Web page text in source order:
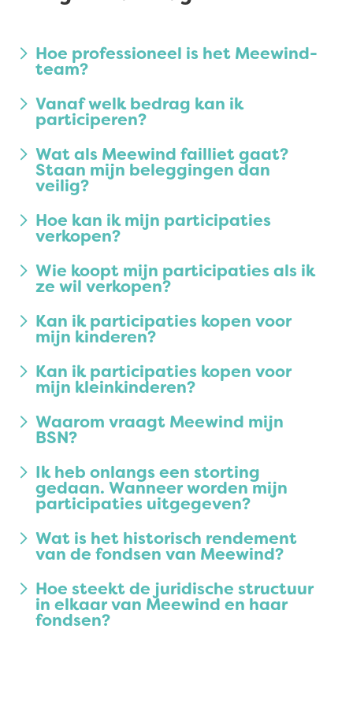
Hoe professioneel is het Meewind-
team?
Vanaf welk bedrag kan ik
participeren?
Wat als Meewind failliet gaat?
Staan mijn beleggingen dan
veilig?
Hoe kan ik mijn participaties
verkopen?
Wie koopt mijn participaties als ik
ze wil verkopen?
Kan ik participaties kopen voor
mijn kinderen?
Kan ik participaties kopen voor
mijn kleinkinderen?
Waarom vraagt Meewind mijn
BSN?
Ik heb onlangs een storting
gedaan. Wanneer worden mijn
participaties uitgegeven?
Wat is het historisch rendement
van de fondsen van Meewind?
Hoe steekt de juridische structuur
in elkaar van Meewind en haar
fondsen?